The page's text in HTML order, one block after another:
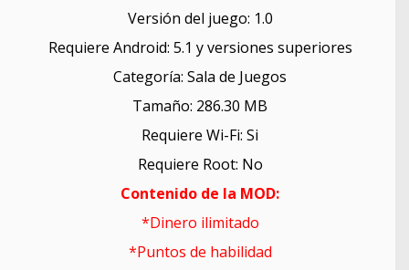
Versión del juego: 1.0
Requiere Android: 5.1 y versiones superiores
Categoría: Sala de Juegos
Tamaño: 286.30 MB
Requiere Wi-Fi: Si
Requiere Root: No
Contenido de la MOD:
*Dinero ilimitado
*Puntos de habilidad